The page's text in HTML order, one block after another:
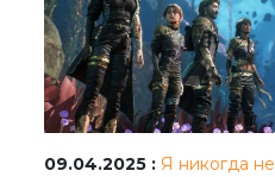
09.04.2025 : Я никогда не